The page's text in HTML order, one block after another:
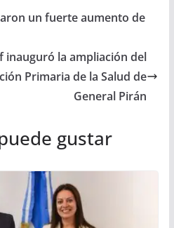
un fuerte aumento de
inauguró la ampliación del
Primaria de la Salud de
General Pirán
gustar